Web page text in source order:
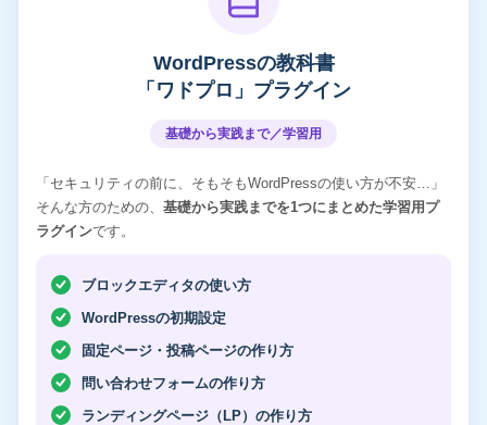
WordPressの教科書
「ワドプロ」プラグイン
基礎から実践まで／学習用
「セキュリティの前に、そもそもWordPressの使い方が不安…」
そんな方のための、 基礎から実践までを1つにまとめた学習用プ
ラグインです。
ブロックエディタの使い方
WordPressの初期設定
固定ページ・投稿ページの作り方
問い合わせフォームの作り方
ランディングページ（LP）の作り方